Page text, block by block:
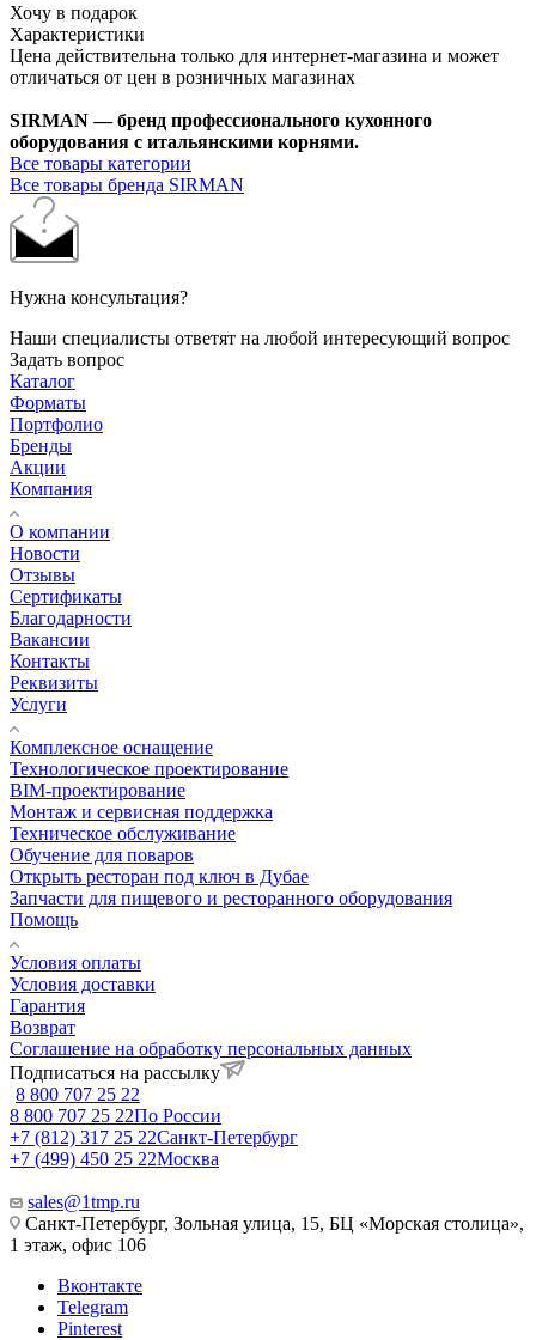
Хочу в подарок
Характеристики
Цена действительна только для интернет-магазина и может
отличаться от цен в розничных магазинах
SIRMAN — бренд профессионального кухонного
оборудования с итальянскими корнями.
Все товары категории
Все товары бренда SIRMAN
Нужна консультация?
Наши специалисты ответят на любой интересующий вопрос
Задать вопрос
Каталог
Форматы
Портфолио
Бренды
Акции
Компания
О компании
Новости
Отзывы
Сертификаты
Благодарности
Вакансии
Контакты
Реквизиты
Услуги
Комплексное оснащение
Технологическое проектирование
BIM-проектирование
Монтаж и сервисная поддержка
Техническое обслуживание
Обучение для поваров
Открыть ресторан под ключ в Дубае
Запчасти для пищевого и ресторанного оборудования
Помощь
Условия оплаты
Условия доставки
Гарантия
Возврат
Соглашение на обработку персональных данных
Подписаться на рассылку
8 800 707 25 22
8 800 707 25 22По России
+7 (812) 317 25 22Санкт-Петербург
+7 (499) 450 25 22Москва
sales@1tmp.ru
Санкт-Петербург, Зольная улица, 15, БЦ «Морская столица»,
1 этаж, офис 106
Вконтакте
Telegram
Pinterest